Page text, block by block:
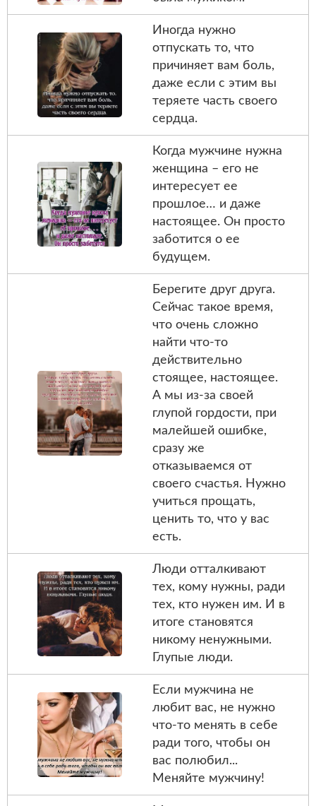
Иногда нужно
отпускать то, что
причиняет вам боль,
даже если с этим вы
теряете часть своего
сердца.
Когда мужчине нужна
женщина – его не
интересует ее
прошлое… и даже
настоящее. Он просто
заботится о ее
будущем.
Берегите друг друга.
Сейчас такое время,
что очень сложно
найти что-то
действительно
стоящее, настоящее.
А мы из-за своей
глупой гордости, при
малейшей ошибке,
сразу же
отказываемся от
своего счастья. Нужно
учиться прощать,
ценить то, что у вас
есть.
Люди отталкивают
тех, кому нужны, ради
тех, кто нужен им. И в
итоге становятся
никому ненужными.
Глупые люди.
Если мужчина не
любит вас, не нужно
что-то менять в себе
ради того, чтобы он
вас полюбил...
Меняйте мужчину!